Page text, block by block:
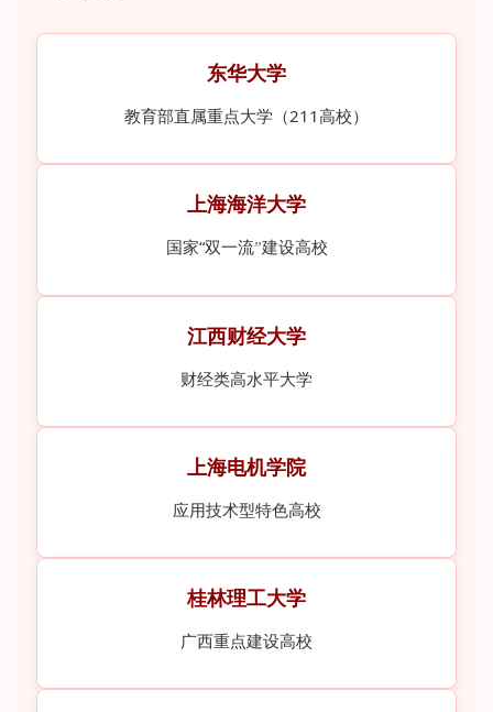
东华大学
教育部直属重点大学（211高校）
上海海洋大学
国家“双一流”建设高校
江西财经大学
财经类高水平大学
上海电机学院
应用技术型特色高校
桂林理工大学
广西重点建设高校